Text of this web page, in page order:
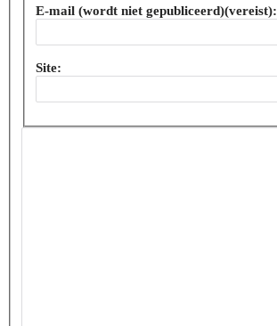
E-mail (wordt niet gepubliceerd)(vereist):
Site: